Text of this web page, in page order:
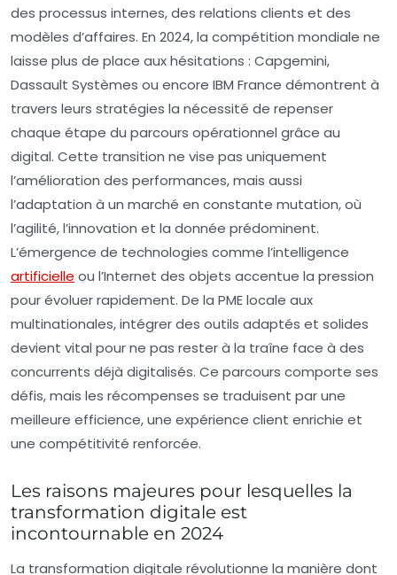
des processus internes, des relations clients et des
modèles d’affaires. En 2024, la compétition mondiale ne
laisse plus de place aux hésitations : Capgemini,
Dassault Systèmes ou encore IBM France démontrent à
travers leurs stratégies la nécessité de repenser
chaque étape du parcours opérationnel grâce au
digital. Cette transition ne vise pas uniquement
l’amélioration des performances, mais aussi
l’adaptation à un marché en constante mutation, où
l’agilité, l’innovation et la donnée prédominent.
L’émergence de technologies comme l’intelligence
artificielle ou l’Internet des objets accentue la pression
pour évoluer rapidement. De la PME locale aux
multinationales, intégrer des outils adaptés et solides
devient vital pour ne pas rester à la traîne face à des
concurrents déjà digitalisés. Ce parcours comporte ses
défis, mais les récompenses se traduisent par une
meilleure efficience, une expérience client enrichie et
une compétitivité renforcée.
Les raisons majeures pour lesquelles la
transformation digitale est
incontournable en 2024
La transformation digitale révolutionne la manière dont